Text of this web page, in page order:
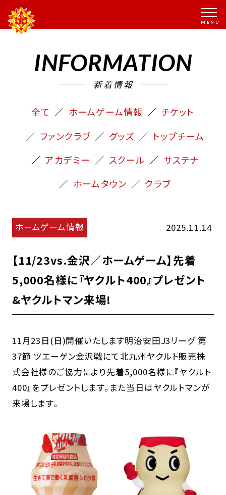
INFORMATION
新着情報
全て ホームゲーム情報
チケット
ファンクラブ
グッズ
トップチーム
アカデミー
スクール
サステナ
ホームタウン
クラブ
ホームゲーム情報 2025.11.14
【11/23vs.金沢／ホームゲーム】先着
5,000名様に『ヤクルト400』プレゼント
&ヤクルトマン来場!
11月23日(日)開催いたします明治安田J3リーグ 第
37節 ツエーゲン金沢戦にて北九州ヤクルト販売株
式会社様のご協力により先着5,000名様に『ヤクルト
400』をプレゼントします。また当日はヤクルトマンが
来場します。